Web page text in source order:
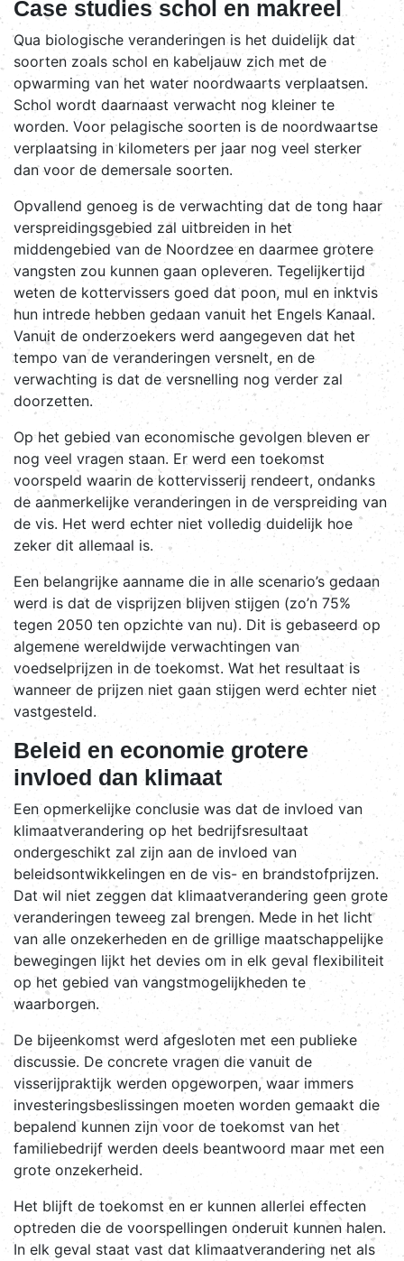
Case studies schol en makreel
Qua biologische veranderingen is het duidelijk dat
soorten zoals schol en kabeljauw zich met de
opwarming van het water noordwaarts verplaatsen.
Schol wordt daarnaast verwacht nog kleiner te
worden. Voor pelagische soorten is de noordwaartse
verplaatsing in kilometers per jaar nog veel sterker
dan voor de demersale soorten.
Opvallend genoeg is de verwachting dat de tong haar
verspreidingsgebied zal uitbreiden in het
middengebied van de Noordzee en daarmee grotere
vangsten zou kunnen gaan opleveren. Tegelijkertijd
weten de kottervissers goed dat poon, mul en inktvis
hun intrede hebben gedaan vanuit het Engels Kanaal.
Vanuit de onderzoekers werd aangegeven dat het
tempo van de veranderingen versnelt, en de
verwachting is dat de versnelling nog verder zal
doorzetten.
Op het gebied van economische gevolgen bleven er
nog veel vragen staan. Er werd een toekomst
voorspeld waarin de kottervisserij rendeert, ondanks
de aanmerkelijke veranderingen in de verspreiding van
de vis. Het werd echter niet volledig duidelijk hoe
zeker dit allemaal is.
Een belangrijke aanname die in alle scenario’s gedaan
werd is dat de visprijzen blijven stijgen (zo’n 75%
tegen 2050 ten opzichte van nu). Dit is gebaseerd op
algemene wereldwijde verwachtingen van
voedselprijzen in de toekomst. Wat het resultaat is
wanneer de prijzen niet gaan stijgen werd echter niet
vastgesteld.
Beleid en economie grotere
invloed dan klimaat
Een opmerkelijke conclusie was dat de invloed van
klimaatverandering op het bedrijfsresultaat
ondergeschikt zal zijn aan de invloed van
beleidsontwikkelingen en de vis- en brandstofprijzen.
Dat wil niet zeggen dat klimaatverandering geen grote
veranderingen teweeg zal brengen. Mede in het licht
van alle onzekerheden en de grillige maatschappelijke
bewegingen lijkt het devies om in elk geval flexibiliteit
op het gebied van vangstmogelijkheden te
waarborgen.
De bijeenkomst werd afgesloten met een publieke
discussie. De concrete vragen die vanuit de
visserijpraktijk werden opgeworpen, waar immers
investeringsbeslissingen moeten worden gemaakt die
bepalend kunnen zijn voor de toekomst van het
familiebedrijf werden deels beantwoord maar met een
grote onzekerheid.
Het blijft de toekomst en er kunnen allerlei effecten
optreden die de voorspellingen onderuit kunnen halen.
In elk geval staat vast dat klimaatverandering net als